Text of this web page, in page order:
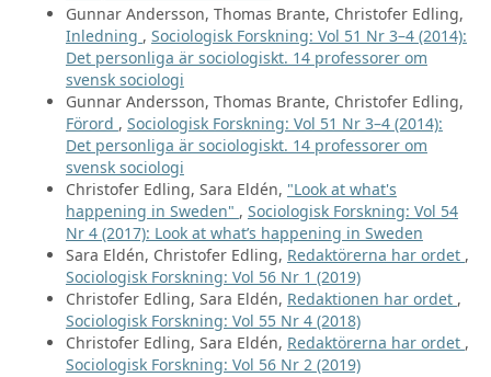
Gunnar Andersson, Thomas Brante, Christofer Edling,
Inledning , Sociologisk Forskning: Vol 51 Nr 3–4 (2014):
Det personliga är sociologiskt. 14 professorer om
svensk sociologi
Gunnar Andersson, Thomas Brante, Christofer Edling,
Förord , Sociologisk Forskning: Vol 51 Nr 3–4 (2014):
Det personliga är sociologiskt. 14 professorer om
svensk sociologi
Christofer Edling, Sara Eldén, "Look at what's
happening in Sweden" , Sociologisk Forskning: Vol 54
Nr 4 (2017): Look at what’s happening in Sweden
Sara Eldén, Christofer Edling, Redaktörerna har ordet ,
Sociologisk Forskning: Vol 56 Nr 1 (2019)
Christofer Edling, Sara Eldén, Redaktionen har ordet ,
Sociologisk Forskning: Vol 55 Nr 4 (2018)
Christofer Edling, Sara Eldén, Redaktörerna har ordet ,
Sociologisk Forskning: Vol 56 Nr 2 (2019)